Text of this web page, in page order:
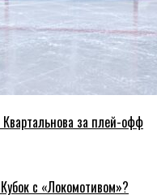
за плей-офф
с «Локомотивом»?